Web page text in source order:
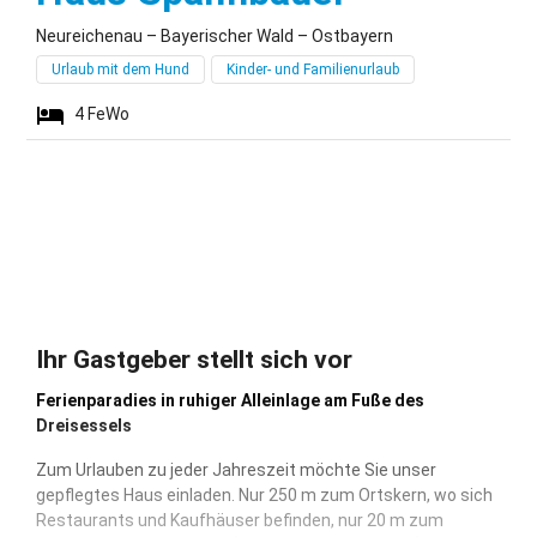
Neureichenau – Bayerischer Wald – Ostbayern
Urlaub mit dem Hund Kinder- und Familienurlaub
4 FeWo
Ihr Gastgeber stellt sich vor
Ferienparadies in ruhiger Alleinlage am Fuße des
Dreisessels
Zum Urlauben zu jeder Jahreszeit möchte Sie unser
gepflegtes Haus einladen. Nur 250 m zum Ortskern, wo sich
Restaurants und Kaufhäuser befinden, nur 20 m zum